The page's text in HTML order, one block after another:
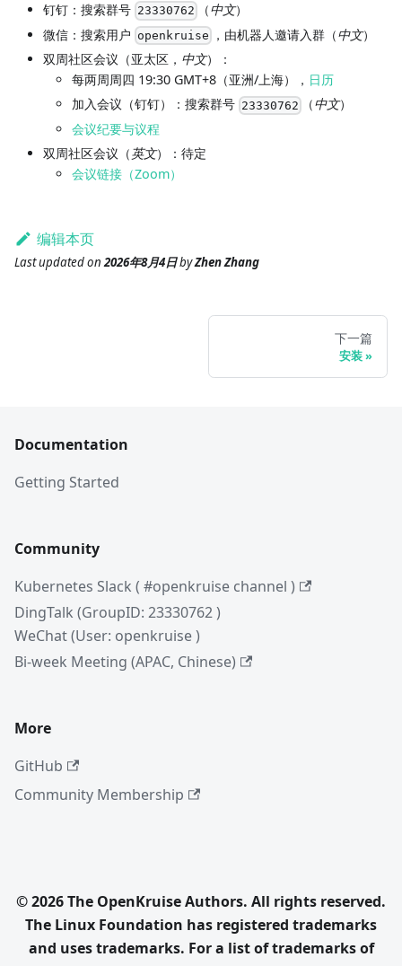
钉钉：搜索群号 23330762 （中文）
微信：搜索用户 openkruise ，由机器人邀请入群（中文）
双周社区会议（亚太区， 中文）：
每两周周四 19:30 GMT+8（亚洲/上海）， 日历
加入会议（钉钉）：搜索群号 23330762 （中文）
会议纪要与议程
双周社区会议（英文）：待定
会议链接（Zoom）
编辑本页
Last updatedon2026年8月4日byZhen Zhang
下一篇
安装
Documentation
Getting Started
Community
Kubernetes Slack ( #openkruise channel )
DingTalk (GroupID: 23330762 )
WeChat (User: openkruise )
Bi-week Meeting (APAC, Chinese)
More
GitHub
Community Membership
© 2026 The OpenKruise Authors. All rights reserved.
The Linux Foundation has registered trademarks
and uses trademarks. For a list of trademarks of